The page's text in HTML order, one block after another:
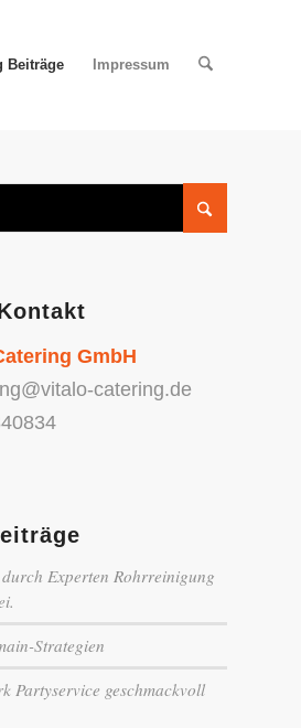
Beiträge Impressum
GmbH
catering.de
Experten Rohrreinigung
Strategien
Partyservice geschmackvoll